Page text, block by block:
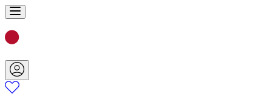
Zum
Inhalt
springen